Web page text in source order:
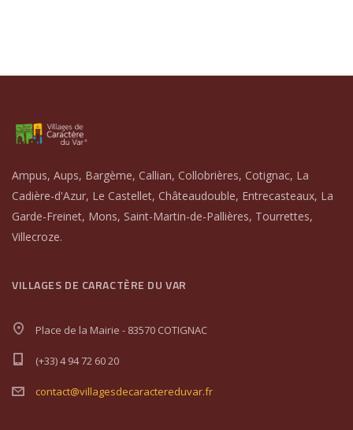
Ampus, Aups, Bargème, Callian, Collobrières, Cotignac, La
Cadière-d'Azur, Le Castellet, Châteaudouble, Entrecasteaux, La
Garde-Freinet, Mons, Saint-Martin-de-Pallières, Tourrettes,
Villecroze.
VILLAGES DE CARACTÈRE DU VAR
Place de la Mairie - 83570 COTIGNAC
(+33) 4 94 72 60 20
contact@villagesdecaractereduvar.fr